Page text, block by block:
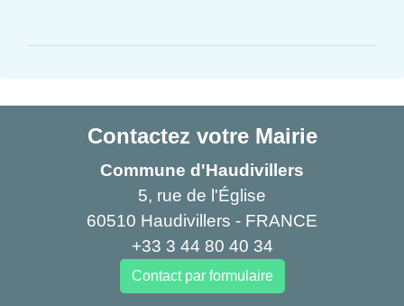
Contactez votre Mairie
Commune d'Haudivillers
5, rue de l'Église
60510 Haudivillers - FRANCE
+33 3 44 80 40 34
Contact par formulaire